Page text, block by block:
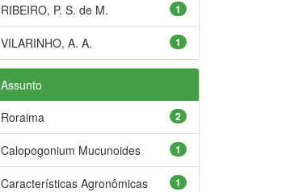
1
RIBEIRO, P. S. de M.
1
VILARINHO, A. A.
Assunto
2
Roraima
1
Calopogonium Mucunoides
1
Características Agronômicas